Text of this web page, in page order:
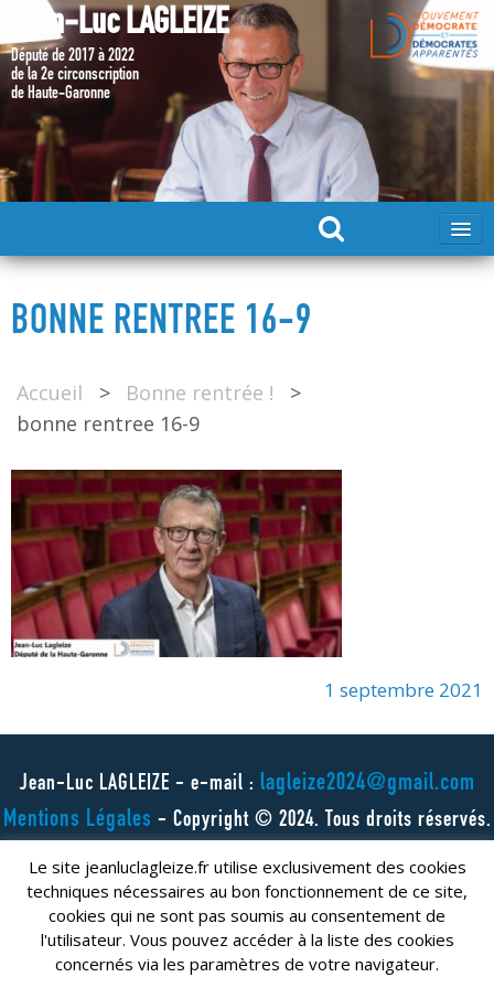
Jean-Luc LAGLEIZE
Député de 2017 à 2022
de la 2e circonscription
de Haute-Garonne
DÉPUTÉ 2017 – 2022
MES ACTIONS 2017 – 2022
BONNE RENTREE 16-9
Accueil > Bonne rentrée !
>
bonne rentree 16-9
1 septembre 2021
Jean-Luc LAGLEIZE - e-mail : lagleize2024@gmail.com
Mentions Légales - Copyright © 2024. Tous droits réservés.
Le site jeanluclagleize.fr utilise exclusivement des cookies
techniques nécessaires au bon fonctionnement de ce site,
cookies qui ne sont pas soumis au consentement de
l'utilisateur. Vous pouvez accéder à la liste des cookies
concernés via les paramètres de votre navigateur.